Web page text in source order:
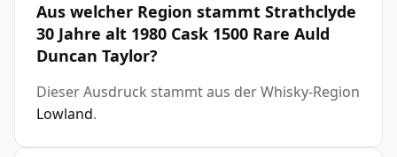
Aus welcher Region stammt Strathclyde
30 Jahre alt 1980 Cask 1500 Rare Auld
Duncan Taylor?
Dieser Ausdruck stammt aus der Whisky-Region
Lowland.